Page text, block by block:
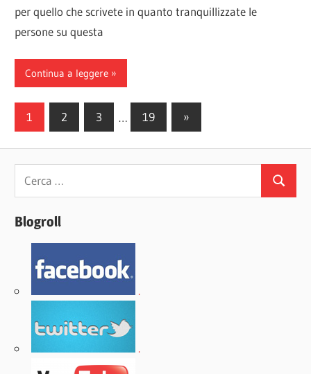
per quello che scrivete in quanto tranquillizzate le
persone su questa
Continua a leggere
Paginazione
articoli
1 2 3 … 19
Articoli
successivi
»
Ricerca
per:
Cerca
Blogroll
.
.